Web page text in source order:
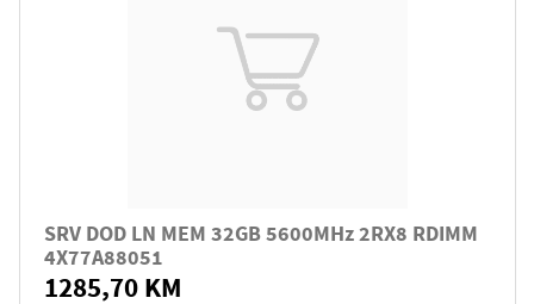
SRV DOD LN MEM 32GB 5600MHz 2RX8 RDIMM
4X77A88051
1285,70 KM